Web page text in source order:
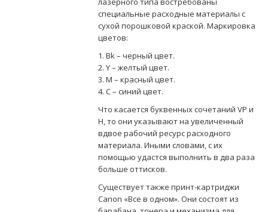
специальные расходные материалы с
сухой порошковой краской. Маркировка
цветов:
1. Bk – черный цвет.
2. Y – желтый цвет.
3. М – красный цвет.
4. С – синий цвет.
Что касается буквенных сочетаний VP и
H, то они указывают на увеличенный
вдвое рабочий ресурс расходного
материала. Иными словами, с их
помощью удастся выполнить в два раза
больше оттисков.
Существует также принт-картриджи
Canon «Все в одном». Они состоят из